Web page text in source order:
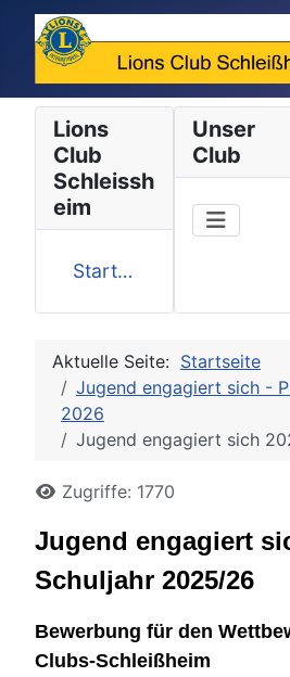
Lions
Club
Schleissh
eim
Startseite
Unser
Club
Aktuelle Seite: Startseite
Jugend engagiert sich -
2026
Jugend engagiert sich
DetailsZugriffe: 1770
Jugend engagiert
Schuljahr 2025/26
Bewerbung für den
Clubs-Schleißheim